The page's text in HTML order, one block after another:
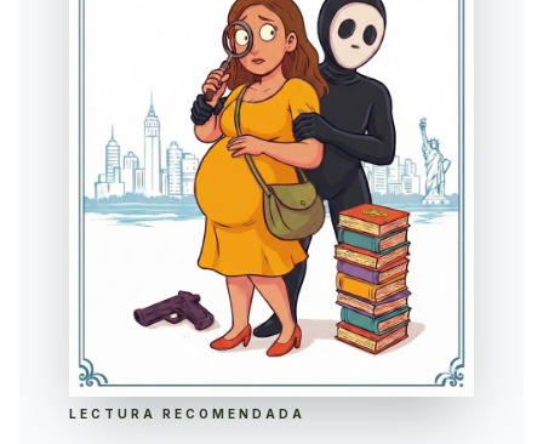
LECTURA RECOMENDADA